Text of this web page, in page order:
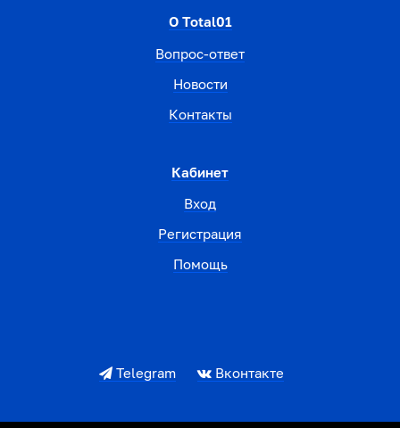
О Total01
Вопрос-ответ
Новости
Контакты
Кабинет
Вход
Регистрация
Помощь
Telegram Вконтакте